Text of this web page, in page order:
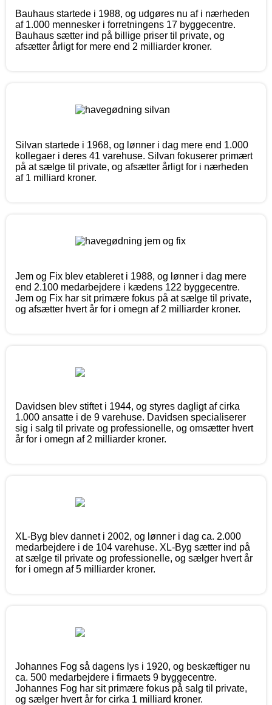
Bauhaus startede i 1988, og udgøres nu af i nærheden
af 1.000 mennesker i forretningens 17 byggecentre.
Bauhaus sætter ind på billige priser til private, og
afsætter årligt for mere end 2 milliarder kroner.
Silvan startede i 1968, og lønner i dag mere end 1.000
kollegaer i deres 41 varehuse. Silvan fokuserer primært
på at sælge til private, og afsætter årligt for i nærheden
af 1 milliard kroner.
Jem og Fix blev etableret i 1988, og lønner i dag mere
end 2.100 medarbejdere i kædens 122 byggecentre.
Jem og Fix har sit primære fokus på at sælge til private,
og afsætter hvert år for i omegn af 2 milliarder kroner.
Davidsen blev stiftet i 1944, og styres dagligt af cirka
1.000 ansatte i de 9 varehuse. Davidsen specialiserer
sig i salg til private og professionelle, og omsætter hvert
år for i omegn af 2 milliarder kroner.
XL-Byg blev dannet i 2002, og lønner i dag ca. 2.000
medarbejdere i de 104 varehuse. XL-Byg sætter ind på
at sælge til private og professionelle, og sælger hvert år
for i omegn af 5 milliarder kroner.
Johannes Fog så dagens lys i 1920, og beskæftiger nu
ca. 500 medarbejdere i firmaets 9 byggecentre.
Johannes Fog har sit primære fokus på salg til private,
og sælger hvert år for cirka 1 milliard kroner.